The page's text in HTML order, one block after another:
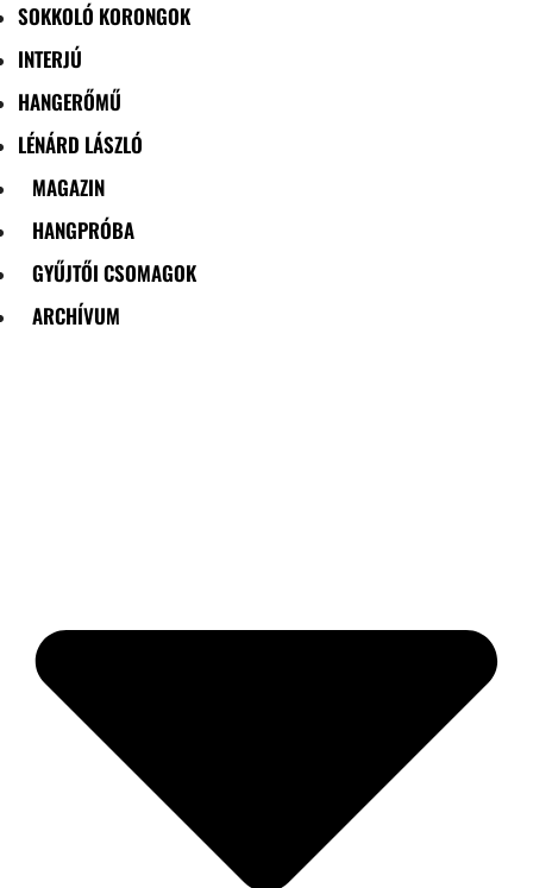
SOKKOLÓ KORONGOK
INTERJÚ
HANGERŐMŰ
LÉNÁRD LÁSZLÓ
MAGAZIN
HANGPRÓBA
GYŰJTŐI CSOMAGOK
ARCHÍVUM